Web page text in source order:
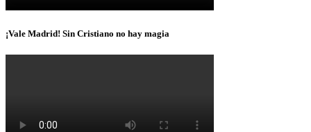
¡Vale Madrid! Sin Cristiano no hay magia